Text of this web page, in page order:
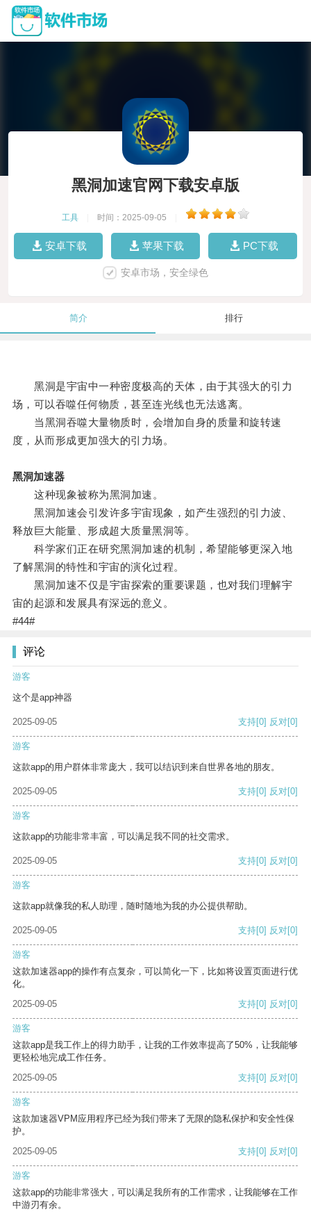
黑洞加速官网下载安卓版
工具 时间：2025-09-05
安卓下载 苹果下载 PC下载
安卓市场，安全绿色
简介 排行
黑洞是宇宙中一种密度极高的天体，由于其强大的引力
场，可以吞噬任何物质，甚至连光线也无法逃离。
当黑洞吞噬大量物质时，会增加自身的质量和旋转速
度，从而形成更加强大的引力场。
黑洞加速器
这种现象被称为黑洞加速。
黑洞加速会引发许多宇宙现象，如产生强烈的引力波、
释放巨大能量、形成超大质量黑洞等。
科学家们正在研究黑洞加速的机制，希望能够更深入地
了解黑洞的特性和宇宙的演化过程。
黑洞加速不仅是宇宙探索的重要课题，也对我们理解宇
宙的起源和发展具有深远的意义。
#44#
评论
游客
这个是app神器
2025-09-05 支持[0] 反对[0]
游客
这款app的用户群体非常庞大，我可以结识到来自世界各地的朋友。
2025-09-05 支持[0] 反对[0]
游客
这款app的功能非常丰富，可以满足我不同的社交需求。
2025-09-05 支持[0] 反对[0]
游客
这款app就像我的私人助理，随时随地为我的办公提供帮助。
2025-09-05 支持[0] 反对[0]
游客
这款加速器app的操作有点复杂，可以简化一下，比如将设置页面进行优
化。
2025-09-05
支持[0] 反对[0]
游客
这款app是我工作上的得力助手，让我的工作效率提高了50%，让我能够
更轻松地完成工作任务。
2025-09-05
支持[0] 反对[0]
游客
这款加速器VPM应用程序已经为我们带来了无限的隐私保护和安全性保
护。
2025-09-05
支持[0] 反对[0]
游客
这款app的功能非常强大，可以满足我所有的工作需求，让我能够在工作
中游刃有余。